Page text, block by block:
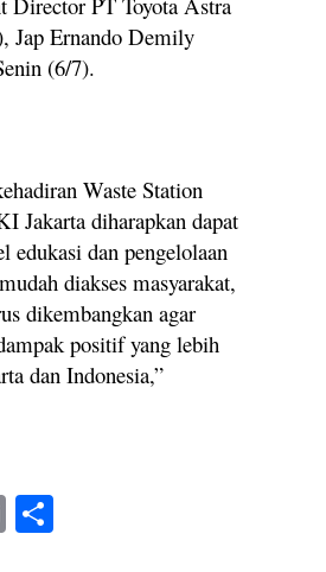
Ernando Demily
(6/7).
Waste Station
Jakarta diharapkan dapat
edukasi dan pengelolaan
diakses masyarakat,
dikembangkan agar
positif yang lebih
dan Indonesia,”
E